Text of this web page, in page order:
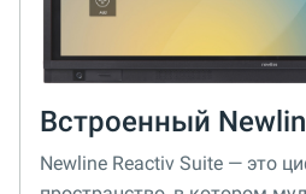
Встроенный
Newline Reactiv Suite — это